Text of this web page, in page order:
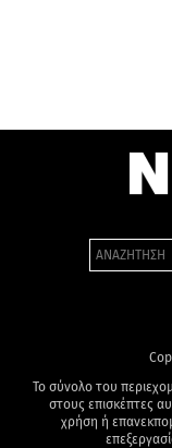
Το σύνολο του
στους επισκέπτες
χρήση ή